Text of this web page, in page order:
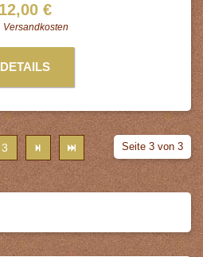
12,00 €
Versandkosten
DETAILS
3 Seite 3 von 3